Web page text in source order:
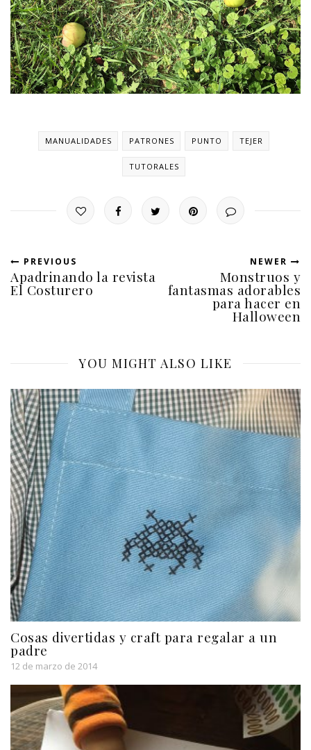
MANUALIDADES PATRONES PUNTO TEJER
TUTORALES
PREVIOUS
Apadrinando la revista
El Costurero
NEWER
Monstruos y
fantasmas adorables
para hacer en
Halloween
YOU MIGHT ALSO LIKE
Cosas divertidas y craft para regalar a un
padre
12 de marzo de 2014